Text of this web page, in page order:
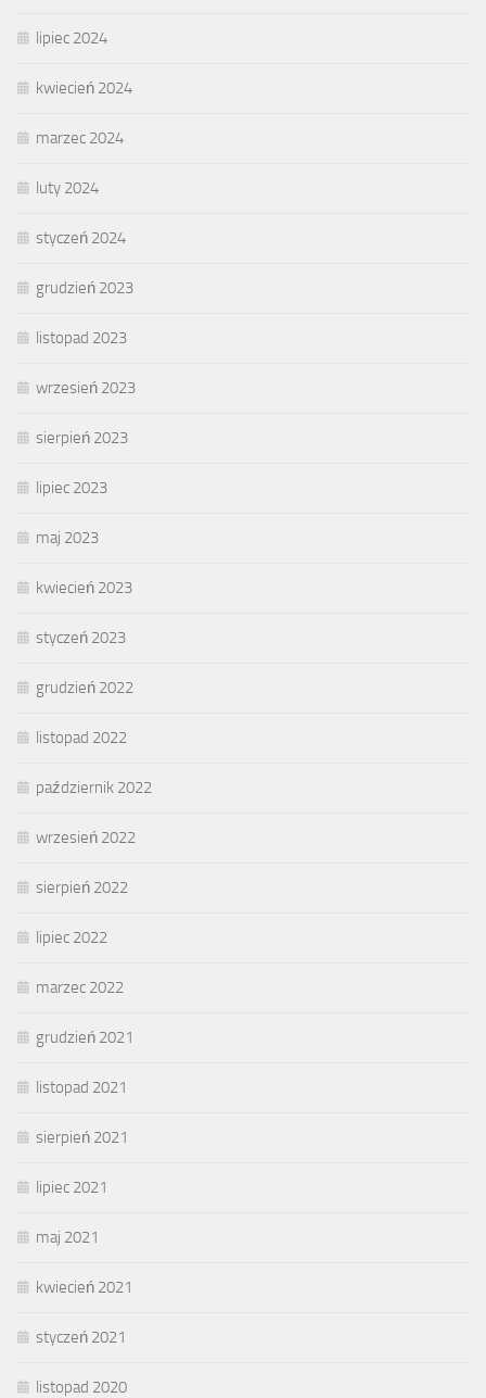
lipiec 2024
kwiecień 2024
marzec 2024
luty 2024
styczeń 2024
grudzień 2023
listopad 2023
wrzesień 2023
sierpień 2023
lipiec 2023
maj 2023
kwiecień 2023
styczeń 2023
grudzień 2022
listopad 2022
październik 2022
wrzesień 2022
sierpień 2022
lipiec 2022
marzec 2022
grudzień 2021
listopad 2021
sierpień 2021
lipiec 2021
maj 2021
kwiecień 2021
styczeń 2021
listopad 2020